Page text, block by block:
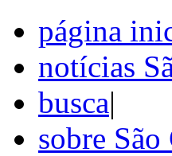
página
notícias
busca|
sobre São